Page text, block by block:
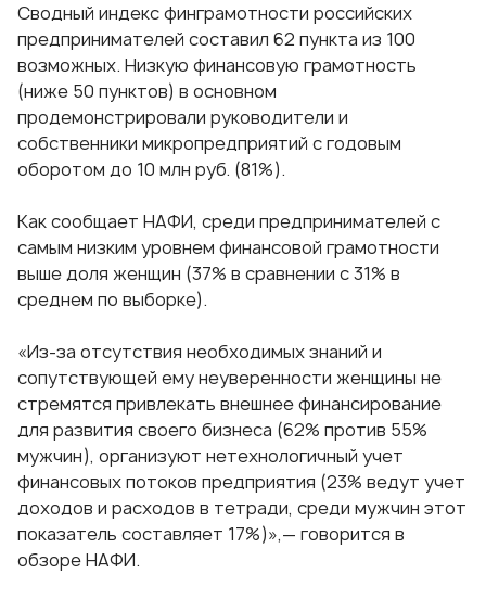
Сводный индекс финграмотности российских
предпринимателей составил 62 пункта из 100
возможных. Низкую финансовую грамотность
(ниже 50 пунктов) в основном
продемонстрировали руководители и
собственники микропредприятий с годовым
оборотом до 10 млн руб. (81%).
Как сообщает НАФИ, среди предпринимателей с
самым низким уровнем финансовой грамотности
выше доля женщин (37% в сравнении с 31% в
среднем по выборке).
«Из-за отсутствия необходимых знаний и
сопутствующей ему неуверенности женщины не
стремятся привлекать внешнее финансирование
для развития своего бизнеса (62% против 55%
мужчин), организуют нетехнологичный учет
финансовых потоков предприятия (23% ведут учет
доходов и расходов в тетради, среди мужчин этот
показатель составляет 17%)»,— говорится в
обзоре НАФИ.